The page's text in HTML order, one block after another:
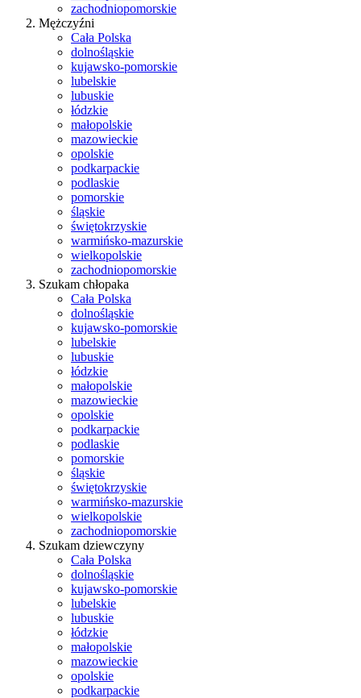
zachodniopomorskie
Mężczyźni
Cała Polska
dolnośląskie
kujawsko-pomorskie
lubelskie
lubuskie
łódzkie
małopolskie
mazowieckie
opolskie
podkarpackie
podlaskie
pomorskie
śląskie
świętokrzyskie
warmińsko-mazurskie
wielkopolskie
zachodniopomorskie
Szukam chłopaka
Cała Polska
dolnośląskie
kujawsko-pomorskie
lubelskie
lubuskie
łódzkie
małopolskie
mazowieckie
opolskie
podkarpackie
podlaskie
pomorskie
śląskie
świętokrzyskie
warmińsko-mazurskie
wielkopolskie
zachodniopomorskie
Szukam dziewczyny
Cała Polska
dolnośląskie
kujawsko-pomorskie
lubelskie
lubuskie
łódzkie
małopolskie
mazowieckie
opolskie
podkarpackie